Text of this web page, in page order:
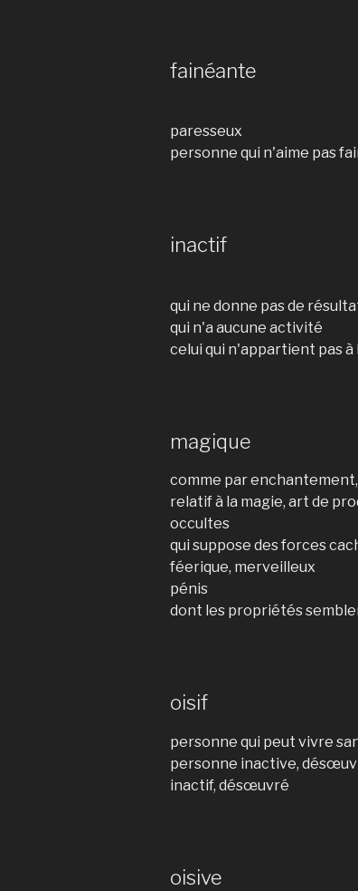
fainéante
paresseux
personne qui n'aime pas
inactif
qui ne donne pas de
qui n'a aucune activité
celui qui n'appartient pas
magique
comme par
relatif à la magie, art de
occultes
qui suppose des forces
féerique, merveilleux
pénis
dont les propriétés
oisif
personne qui peut vivre
personne inactive,
inactif, désœuvré
oisive